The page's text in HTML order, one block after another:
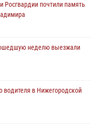
Росгвардии почтили память
неделю выезжали
водителя в Нижегородской